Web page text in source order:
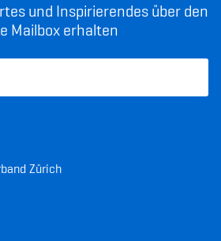
und Inspirierendes über den
Mailbox erhalten
Zürich